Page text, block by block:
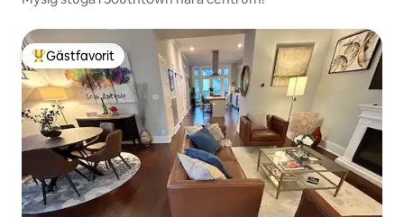
Populär gästfavorit
Gästfavorit